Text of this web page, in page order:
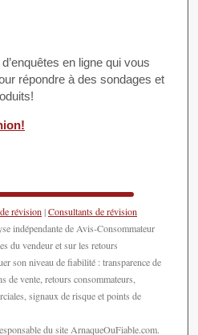
en ligne qui vous
répondre à des sondages et
révision|Consultants de révision
indépendante de Avis-Consommateur
du vendeur et sur les retours
son niveau de fiabilité : transparence de
de vente, retours consommateurs,
signaux de risque et points de
du site ArnaqueOuFiable.com.